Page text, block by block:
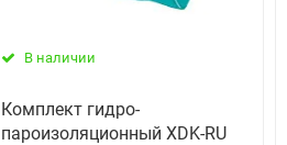
В наличии
Комплект гидро-
пароизоляционный ХDK-RU